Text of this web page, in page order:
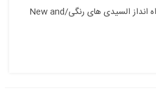
آی سی ft800qr /اورجینال// راه انداز السیدی های رنگی/New and